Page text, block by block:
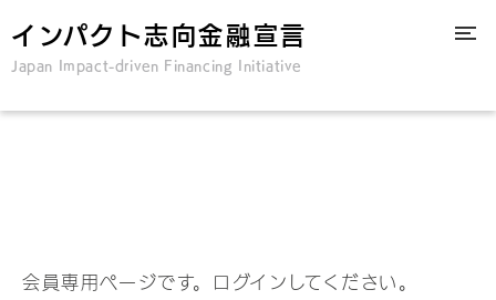
インパクト志向金融宣言
Japan Impact-driven Financing Initiative
会員専用ページです。ログインしてください。